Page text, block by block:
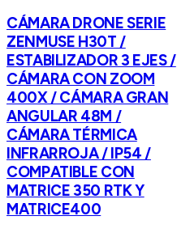
CÁMARA DRONE SERIE
ZENMUSE H30T /
ESTABILIZADOR 3 EJES /
CÁMARA CON ZOOM
400X / CÁMARA GRAN
ANGULAR 48M /
CÁMARA TÉRMICA
INFRARROJA / IP54 /
COMPATIBLE CON
MATRICE 350 RTK Y
MATRICE400